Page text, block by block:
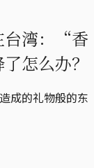
台湾：“香
怎么办？
成的礼物般的东